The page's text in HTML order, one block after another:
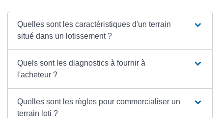
Quelles sont les caractéristiques d'un terrain
situé dans un lotissement ?
Quels sont les diagnostics à fournir à
l'acheteur ?
Quelles sont les règles pour commercialiser un
terrain loti ?